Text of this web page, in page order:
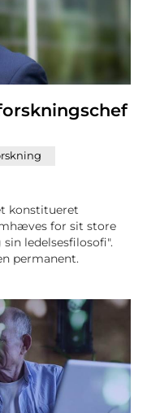
konstitueret
for sit store
ledelsesfilosofi".
permanent.